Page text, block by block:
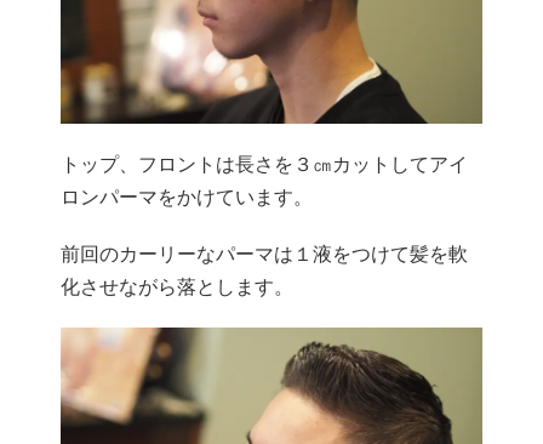
トップ、フロントは長さを３㎝カットしてアイ
ロンパーマをかけています。
前回のカーリーなパーマは１液をつけて髪を軟
化させながら落とします。